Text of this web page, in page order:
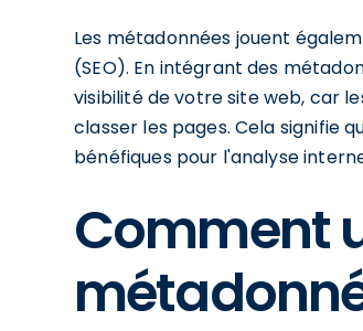
Les métadonnées jouent
(SEO). En intégrant des
visibilité de votre site web, car
classer les pages. Cela signifie
bénéfiques pour l'analyse
Comment